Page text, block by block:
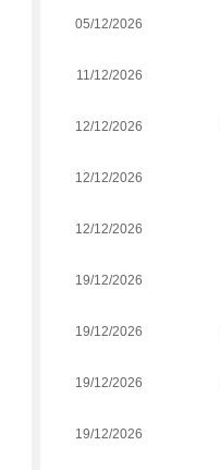
05/12/2026
11/12/2026
12/12/2026
12/12/2026
12/12/2026
19/12/2026
19/12/2026
19/12/2026
19/12/2026